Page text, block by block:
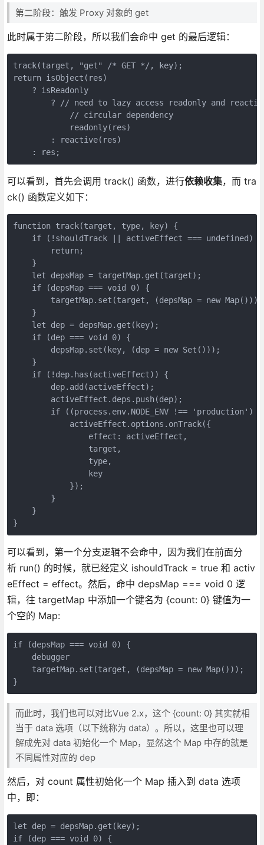
第二阶段：触发 Proxy 对象的 get
此时属于第二阶段，所以我们会命中 get 的最后逻辑：
track(target, "get" /* GET */, key);
return isObject(res)
    ? isReadonly
? // need to lazy access readonly and
            // circular dependency
            readonly(res)
        : reactive(res)
    : res;
可以看到，首先会调用 track() 函数，进行依赖收集，而 tra
ck() 函数定义如下：
function track(target, type, key) {
    if (!shouldTrack || activeEffect === undefined) {
        return;
    }
    let depsMap = targetMap.get(target);
    if (depsMap === void 0) {
        targetMap.set(target, (depsMap = new Map()));
    }
    let dep = depsMap.get(key);
    if (dep === void 0) {
        depsMap.set(key, (dep = new Set()));
    }
    if (!dep.has(activeEffect)) {
        dep.add(activeEffect);
        activeEffect.deps.push(dep);
if ((process.env.NODE_ENV !== 'production')
            activeEffect.options.onTrack({
                effect: activeEffect,
                target,
                type,
                key
            });
        }
    }
}
可以看到，第一个分支逻辑不会命中，因为我们在前面分
析 run() 的时候，就已经定义 ishouldTrack = true 和 activ
eEffect = effect。然后，命中 depsMap === void 0 逻
辑，往 targetMap 中添加一个键名为 {count: 0} 键值为一
个空的 Map:
if (depsMap === void 0) {
    debugger
    targetMap.set(target, (depsMap = new Map()));
}
而此时，我们也可以对比Vue 2.x，这个 {count: 0} 其实就相
当于 data 选项（以下统称为 data）。所以，这里也可以理
解成先对 data 初始化一个 Map，显然这个 Map 中存的就是
不同属性对应的 dep
然后，对 count 属性初始化一个 Map 插入到 data 选项
中，即：
let dep = depsMap.get(key);
if (dep === void 0) {